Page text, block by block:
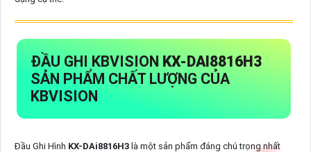
ĐẦU GHI KBVISION KX-DAI8816H3
SẢN PHẨM CHẤT LƯỢNG CỦA
KBVISION
Đầu Ghi Hình KX-DAi8816H3 là một sản phẩm đáng chú trọng nhất